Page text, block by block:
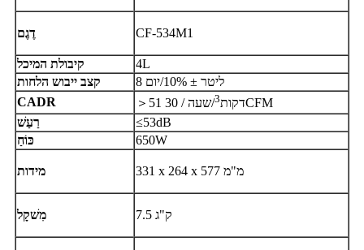
דֶגֶם CF-534M1
קיבולת המיכל
4L
קצב ייבוש הלחות
8 ליטר ± 10%/יום
CADR
＞ 51 דקות3
/שעה / 30CFM
רַעַשׁ
≤53dB
כּוֹחַ
650W
מידות 331 x 264 x 577 מ"מ
מִשׁקָל 7.5 ק"ג